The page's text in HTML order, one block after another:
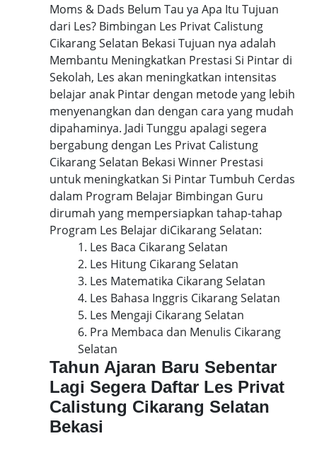
Moms & Dads Belum Tau ya Apa Itu Tujuan
dari Les? Bimbingan Les Privat Calistung
Cikarang Selatan Bekasi Tujuan nya adalah
Membantu Meningkatkan Prestasi Si Pintar di
Sekolah, Les akan meningkatkan intensitas
belajar anak Pintar dengan metode yang lebih
menyenangkan dan dengan cara yang mudah
dipahaminya. Jadi Tunggu apalagi segera
bergabung dengan Les Privat Calistung
Cikarang Selatan Bekasi Winner Prestasi
untuk meningkatkan Si Pintar Tumbuh Cerdas
dalam Program Belajar Bimbingan Guru
dirumah yang mempersiapkan tahap-tahap
Program Les Belajar diCikarang Selatan:
1. Les Baca Cikarang Selatan
2. Les Hitung Cikarang Selatan
3. Les Matematika Cikarang Selatan
4. Les Bahasa Inggris Cikarang Selatan
5. Les Mengaji Cikarang Selatan
6. Pra Membaca dan Menulis Cikarang
Selatan
Tahun Ajaran Baru Sebentar
Lagi Segera Daftar Les Privat
Calistung Cikarang Selatan
Bekasi